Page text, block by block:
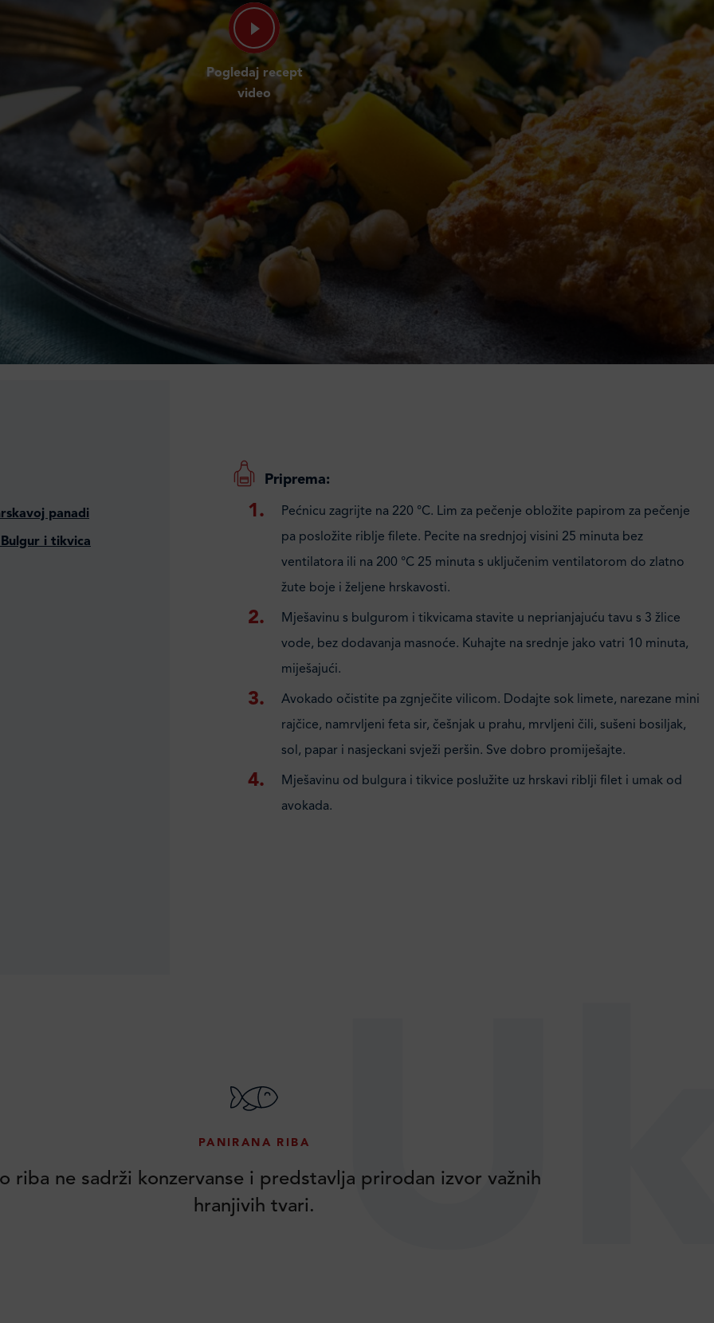
Pogledaj recept
video
panadi
i tikvica
Priprema:
Pećnicu zagrijte na 220 °C. Lim za pečenje obložite papirom za pečenje
pa posložite riblje filete. Pecite na srednjoj visini 25 minuta bez
ventilatora ili na 200 °C 25 minuta s uključenim ventilatorom do zlatno
žute boje i željene hrskavosti.
Mješavinu s bulgurom i tikvicama stavite u neprianjajuću tavu s 3 žlice
vode, bez dodavanja masnoće. Kuhajte na srednje jako vatri 10 minuta,
miješajući.
Avokado očistite pa zgnječite vilicom. Dodajte sok limete, narezane mini
rajčice, namrvljeni feta sir, češnjak u prahu, mrvljeni čili, sušeni bosiljak,
sol, papar i nasjeckani svježi peršin. Sve dobro promiješajte.
Mješavinu od bulgura i tikvice poslužite uz hrskavi riblji filet i umak od
avokada.
PANIRANA RIBA
riba ne sadrži konzervanse i predstavlja prirodan izvor važnih
hranjivih tvari.